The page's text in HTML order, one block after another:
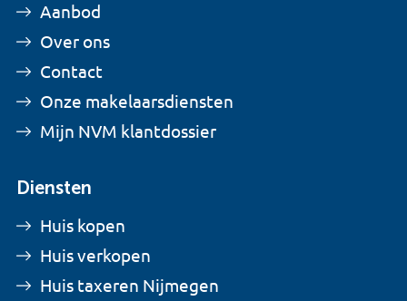
Aanbod
Over ons
Contact
Onze makelaarsdiensten
Mijn NVM klantdossier
Diensten
Huis kopen
Huis verkopen
Huis taxeren Nijmegen